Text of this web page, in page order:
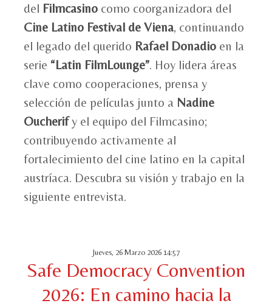
del Filmcasino como coorganizadora del
Cine Latino Festival de Viena, continuando
el legado del querido Rafael Donadio en la
serie “Latin FilmLounge”. Hoy lidera áreas
clave como cooperaciones, prensa y
selección de películas junto a Nadine
Oucherify el equipo del Filmcasino;
contribuyendo activamente al
fortalecimiento del cine latino en la capital
austríaca. Descubra su visión y trabajo en la
siguiente entrevista.
Jueves, 26 Marzo 2026 14:57
Safe Democracy Convention
2026: En camino hacia la